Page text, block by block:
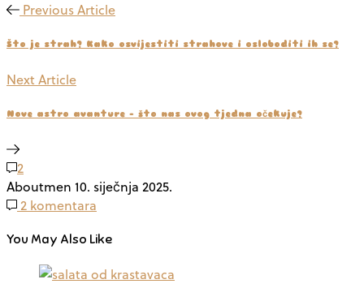
Previous Article
Što je strah? Kako osvijestiti strahove i osloboditi ih se?
Next Article
Nove astro avanture - što nas ovog tjedna očekuje?
2
Aboutmen 10. siječnja 2025.
2 komentara
You May Also Like